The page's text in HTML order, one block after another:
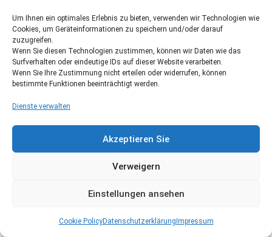
Um Ihnen ein optimales Erlebnis zu bieten, verwenden wir Technologien wie
Cookies, um Geräteinformationen zu speichern und/oder darauf
zuzugreifen.
Wenn Sie diesen Technologien zustimmen, können wir Daten wie das
Surfverhalten oder eindeutige IDs auf dieser Website verarbeiten.
Wenn Sie Ihre Zustimmung nicht erteilen oder widerrufen, können
bestimmte Funktionen beeinträchtigt werden.
Dienste verwalten
Akzeptieren Sie
Verweigern
Einstellungen ansehen
Cookie PolicyDatenschutzerklärung Impressum